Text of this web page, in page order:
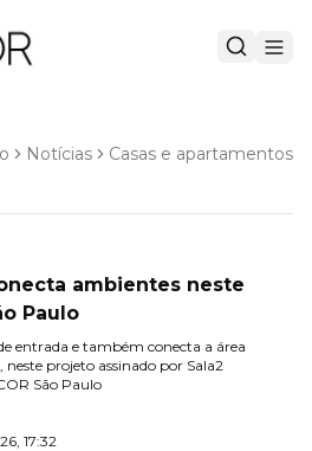
Notícias Casas e apartamentos
ambientes neste
Paulo
entrada e também conecta a área
neste projeto assinado por Sala2
São Paulo
17:32